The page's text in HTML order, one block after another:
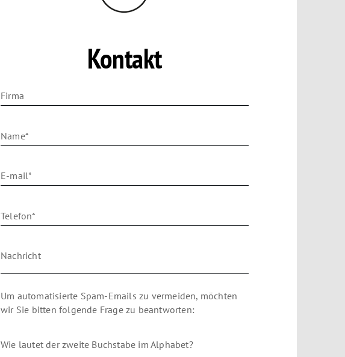
Kontakt
Firma
Name*
E-mail*
Telefon*
Nachricht
Um automatisierte Spam-Emails zu vermeiden, möchten
wir Sie bitten folgende Frage zu beantworten:
Wie lautet der zweite Buchstabe im Alphabet?